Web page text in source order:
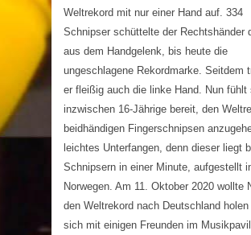
Weltrekord mit nur einer Hand auf. 334
Schnipser schüttelte der Rechtshänder
aus dem Handgelenk, bis heute die
ungeschlagene Rekordmarke. Seitdem
er fleißig auch die linke Hand. Nun fühlt
inzwischen 16-Jährige bereit, den
beidhändigen Fingerschnipsen
leichtes Unterfangen, denn dieser liegt
Schnipsern in einer Minute, aufgestellt
Norwegen. Am 11. Oktober 2020 wollte
den Weltrekord nach Deutschland
sich mit einigen Freunden im